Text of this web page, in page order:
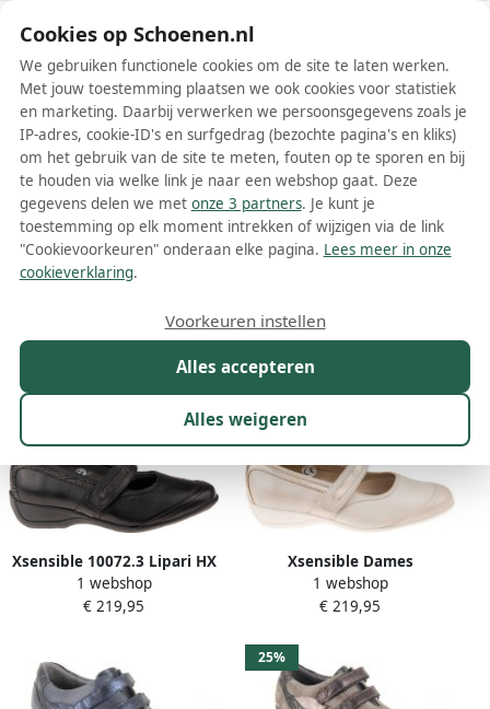
Schoenen.nl
Wis filters Alle filters
XSensible dames
klittenbandschoenen
Meer lezen
1 Kleur Prijs
13 resultaten:
Xsensible 10072.3 Lipari HX
wijdte H
Klittenbandschoenen
1 webshop
€ 219,95
Xsensible Dames
Instappers & Ballerina's
Lipari Soft Pearl Beige
1 webshop
€ 219,95
25%
Cookies op Schoenen.nl
We gebruiken functionele cookies om de site te laten werken.
Met jouw toestemming plaatsen we ook cookies voor statistiek
en marketing. Daarbij verwerken we persoonsgegevens zoals je
IP-adres, cookie-ID's en surfgedrag (bezochte pagina's en kliks)
om het gebruik van de site te meten, fouten op te sporen en bij
te houden via welke link je naar een webshop gaat. Deze
gegevens delen we met onze 3 partners. Je kunt je
toestemming op elk moment intrekken of wijzigen via de link
"Cookievoorkeuren" onderaan elke pagina. Lees meer in onze
cookieverklaring.
Alles accepteren
Alles weigeren
Voorkeuren instellen